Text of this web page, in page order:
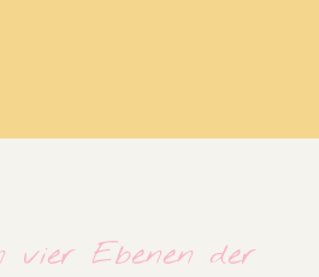
Ebenen der